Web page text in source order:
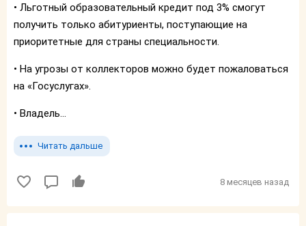
• Льготный образовательный кредит под 3% смогут
получить только абитуриенты, поступающие на
приоритетные для страны специальности.
• На угрозы от коллекторов можно будет пожаловаться
на «Госуслугах».
• Владель...
Читать дальше
8 месяцев назад